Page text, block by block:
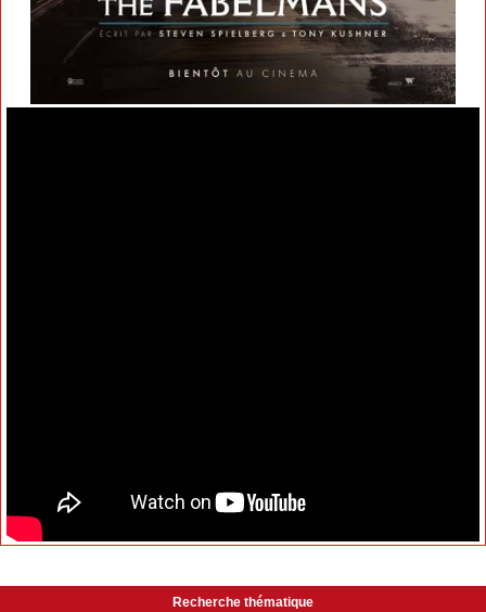
Recherche thématique